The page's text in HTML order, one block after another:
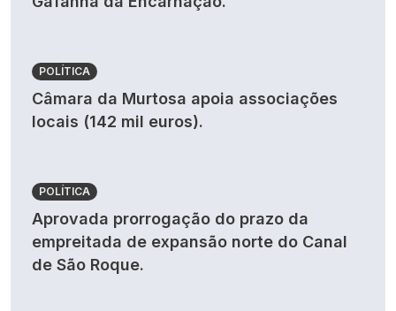
POLÍTICA
Câmara da Murtosa apoia associações
locais (142 mil euros).
POLÍTICA
Aprovada prorrogação do prazo da
empreitada de expansão norte do Canal
de São Roque.